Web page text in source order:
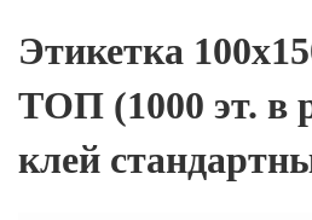
Этикетка
ТОП (1000 эт. в
клей